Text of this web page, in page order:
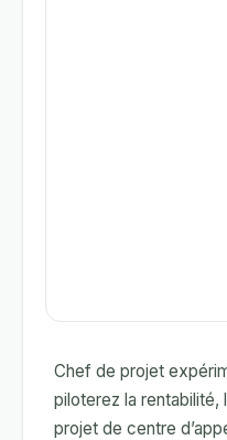
Chef de projet
piloterez la rentabilité,
projet de centre